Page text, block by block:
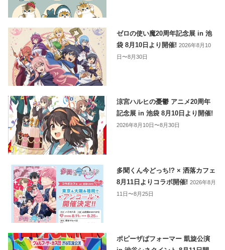
ゼロの使い魔20周年記念展 in 池
袋 8月10日より開催!2026年8月10
日〜8月30日
涼宮ハルヒの憂鬱 アニメ20周年
記念展 in 池袋 8月10日より開催!
2026年8月10日〜8月30日
多聞くん今どっち!? × 洒落カフェ
8月11日よりコラボ開催!2026年8月
11日〜8月25日
ポピーザぱフォーマー 凱旋公演